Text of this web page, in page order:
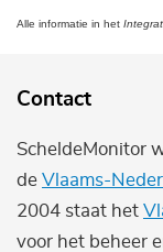
Alle informatie in het
Contact
ScheldeMonitor
de Vlaams-
2004 staat het
voor het beheer